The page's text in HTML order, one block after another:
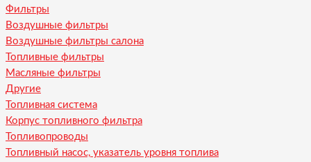
Фильтры
Воздушные фильтры
Воздушные фильтры салона
Топливные фильтры
Масляные фильтры
Другие
Топливная система
Корпус топливного фильтра
Топливопроводы
Топливный насос, указатель уровня топлива